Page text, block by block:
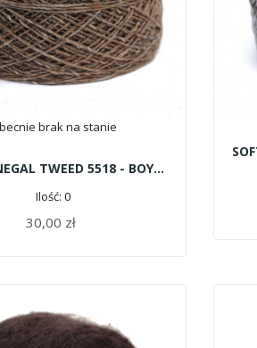
brak na stanie
SOFT DONEGAL TWEED 5518 - BOYNE
Ilość: 0
30,00 zł